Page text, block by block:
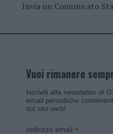
Invia un Comunicato
Vuoi rimanere
Iscriviti alla newsletter di
email periodiche
sul sito web!
Indirizzo email *